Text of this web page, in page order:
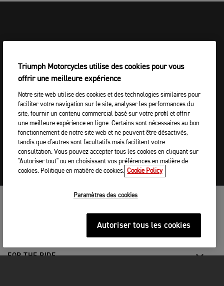
FOR THE RIDE
Triumph Motorcycles utilise des cookies pour vous
offrir une meilleure expérience
Notre site web utilise des cookies et des technologies similaires pour
faciliter votre navigation sur le site, analyser les performances du
site, fournir un contenu commercial basé sur votre profil et offrir
une meilleure expérience en ligne. Certains sont nécessaires au bon
fonctionnement de notre site web et ne peuvent être désactivés,
tandis que d'autres sont facultatifs mais facilitent votre
consultation. Vous pouvez accepter tous les cookies en cliquant sur
"Autoriser tout" ou en choisissant vos préférences en matière de
cookies. Politique en matière de cookies. Cookie Policy
Paramètres des cookies
Autoriser tous les cookies